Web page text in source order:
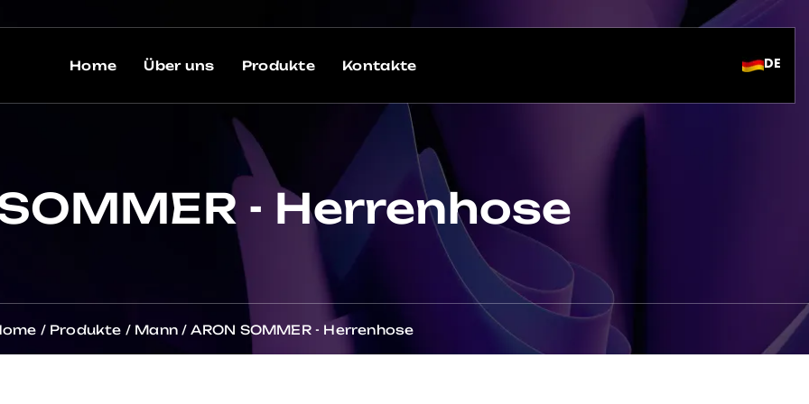
Home Über uns Produkte Kontakte DE
- Herrenhose
/ Produkte / Mann / ARON SOMMER - Herrenhose